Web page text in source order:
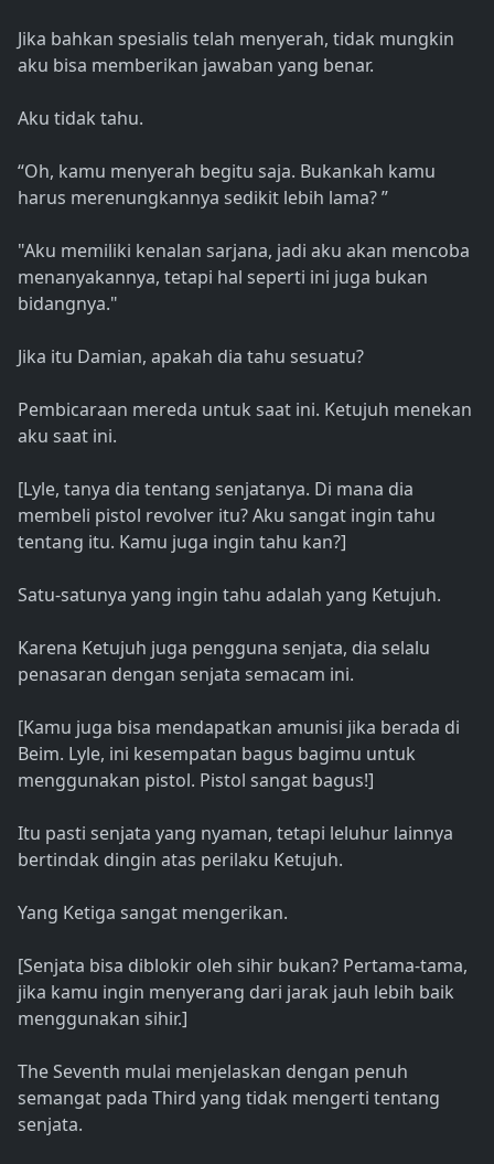
Jika bahkan spesialis telah menyerah, tidak mungkin
aku bisa memberikan jawaban yang benar.
Aku tidak tahu.
“Oh, kamu menyerah begitu saja. Bukankah kamu
harus merenungkannya sedikit lebih lama? ”
"Aku memiliki kenalan sarjana, jadi aku akan mencoba
menanyakannya, tetapi hal seperti ini juga bukan
bidangnya."
Jika itu Damian, apakah dia tahu sesuatu?
Pembicaraan mereda untuk saat ini. Ketujuh menekan
aku saat ini.
[Lyle, tanya dia tentang senjatanya. Di mana dia
membeli pistol revolver itu? Aku sangat ingin tahu
tentang itu. Kamu juga ingin tahu kan?]
Satu-satunya yang ingin tahu adalah yang Ketujuh.
Karena Ketujuh juga pengguna senjata, dia selalu
penasaran dengan senjata semacam ini.
[Kamu juga bisa mendapatkan amunisi jika berada di
Beim. Lyle, ini kesempatan bagus bagimu untuk
menggunakan pistol. Pistol sangat bagus!]
Itu pasti senjata yang nyaman, tetapi leluhur lainnya
bertindak dingin atas perilaku Ketujuh.
Yang Ketiga sangat mengerikan.
[Senjata bisa diblokir oleh sihir bukan? Pertama-tama,
jika kamu ingin menyerang dari jarak jauh lebih baik
menggunakan sihir.]
The Seventh mulai menjelaskan dengan penuh
semangat pada Third yang tidak mengerti tentang
senjata.